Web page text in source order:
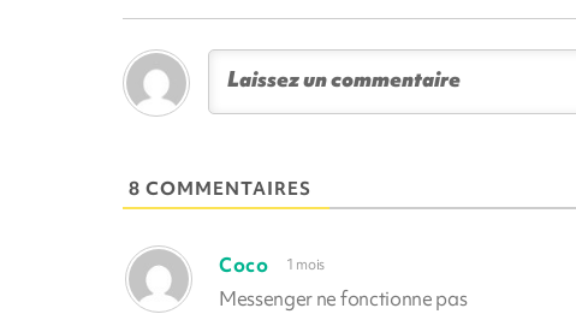
8 COMMENTAIRES
Coco 1 mois
Messenger ne fonctionne pas